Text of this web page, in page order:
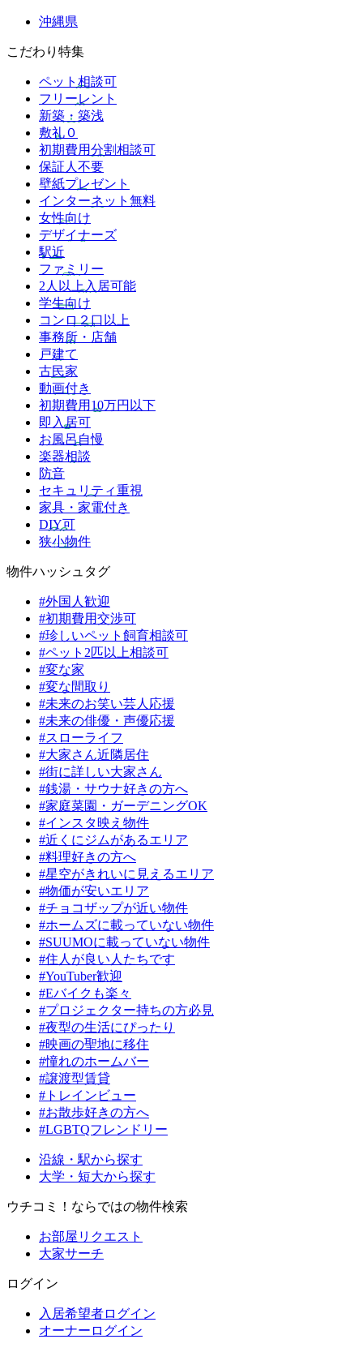
沖縄県
こだわり特集
ペット相談可
フリーレント
新築・築浅
敷礼０
初期費用分割相談可
保証人不要
壁紙プレゼント
インターネット無料
女性向け
デザイナーズ
駅近
ファミリー
2人以上入居可能
学生向け
コンロ２口以上
事務所・店舗
戸建て
古民家
動画付き
初期費用10万円以下
即入居可
お風呂自慢
楽器相談
防音
セキュリティ重視
家具・家電付き
DIY可
狭小物件
物件ハッシュタグ
#外国人歓迎
#初期費用交渉可
#珍しいペット飼育相談可
#ペット2匹以上相談可
#変な家
#変な間取り
#未来のお笑い芸人応援
#未来の俳優・声優応援
#スローライフ
#大家さん近隣居住
#街に詳しい大家さん
#銭湯・サウナ好きの方へ
#家庭菜園・ガーデニングOK
#インスタ映え物件
#近くにジムがあるエリア
#料理好きの方へ
#星空がきれいに見えるエリア
#物価が安いエリア
#チョコザップが近い物件
#ホームズに載っていない物件
#SUUMOに載っていない物件
#住人が良い人たちです
#YouTuber歓迎
#Eバイクも楽々
#プロジェクター持ちの方必見
#夜型の生活にぴったり
#映画の聖地に移住
#憧れのホームバー
#譲渡型賃貸
#トレインビュー
#お散歩好きの方へ
#LGBTQフレンドリー
沿線・駅から探す
大学・短大から探す
ウチコミ！ならではの物件検索
お部屋リクエスト
大家サーチ
ログイン
入居希望者ログイン
オーナーログイン